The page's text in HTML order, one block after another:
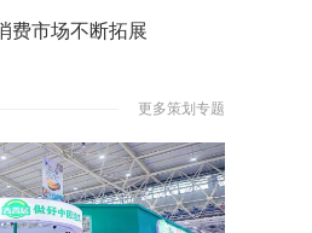
费市场不断拓展
更多策划专题